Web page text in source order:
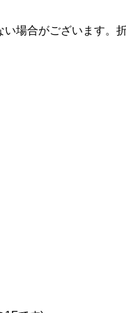
場合がございます。